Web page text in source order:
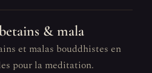
& mala
et malas bouddhistes en
pour la meditation.